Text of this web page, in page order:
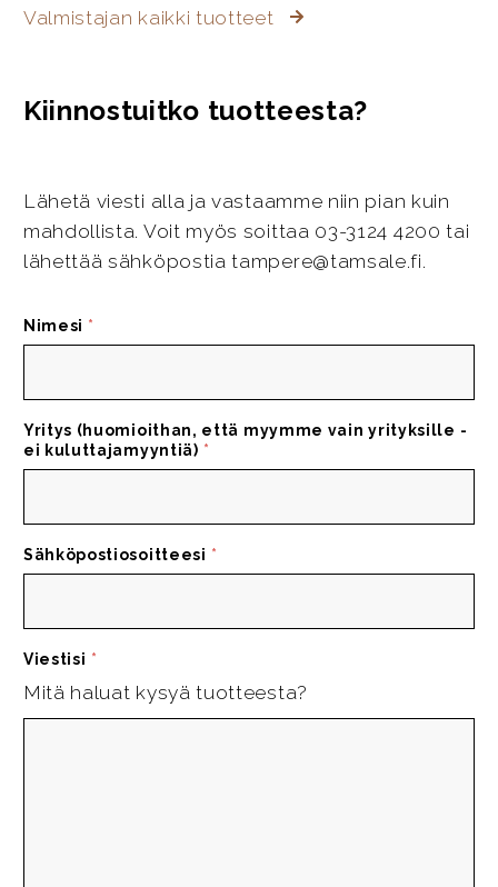
Valmistajan kaikki tuotteet
Kiinnostuitko tuotteesta?
Lähetä viesti alla ja vastaamme niin pian kuin
mahdollista. Voit myös soittaa 03-3124 4200 tai
lähettää sähköpostia tampere@tamsale.fi.
Nimesi *
Yritys (huomioithan, että myymme vain yrityksille -
ei kuluttajamyyntiä) *
Sähköpostiosoitteesi *
Viestisi *
Mitä haluat kysyä tuotteesta?